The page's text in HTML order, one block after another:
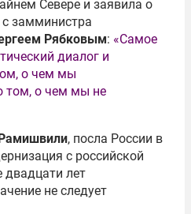
Севере и заявила о
замминистра
Рябковым: «Самое
диалог и
о чем мы
том, о чем мы не
, посла России в
с российской
двадцати лет
не следует